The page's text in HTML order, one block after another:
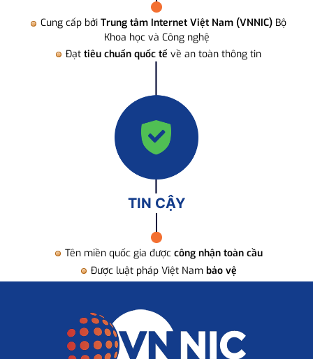
Cung cấp bởi Trung tâm Internet Việt Nam (VNNIC) Bộ
Khoa học và Công nghệ
Đạt tiêu chuẩn quốc tế về an toàn thông tin
TIN CẬY
Tên miền quốc gia được công nhận toàn cầu
Được luật pháp Việt Nam bảo vệ